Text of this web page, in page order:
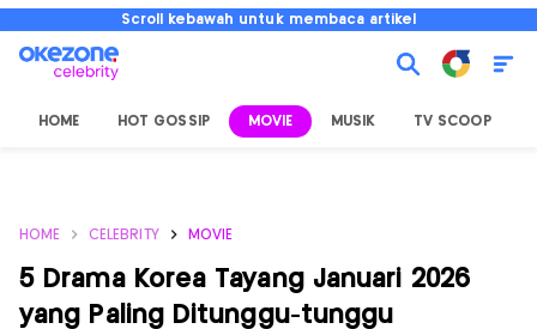
Scroll kebawah untuk membaca artikel
HOME HOT GOSSIP MOVIE MUSIK TV SCOOP
HOME CELEBRITY MOVIE
5 Drama Korea Tayang Januari 2026
yang Paling Ditunggu-tunggu